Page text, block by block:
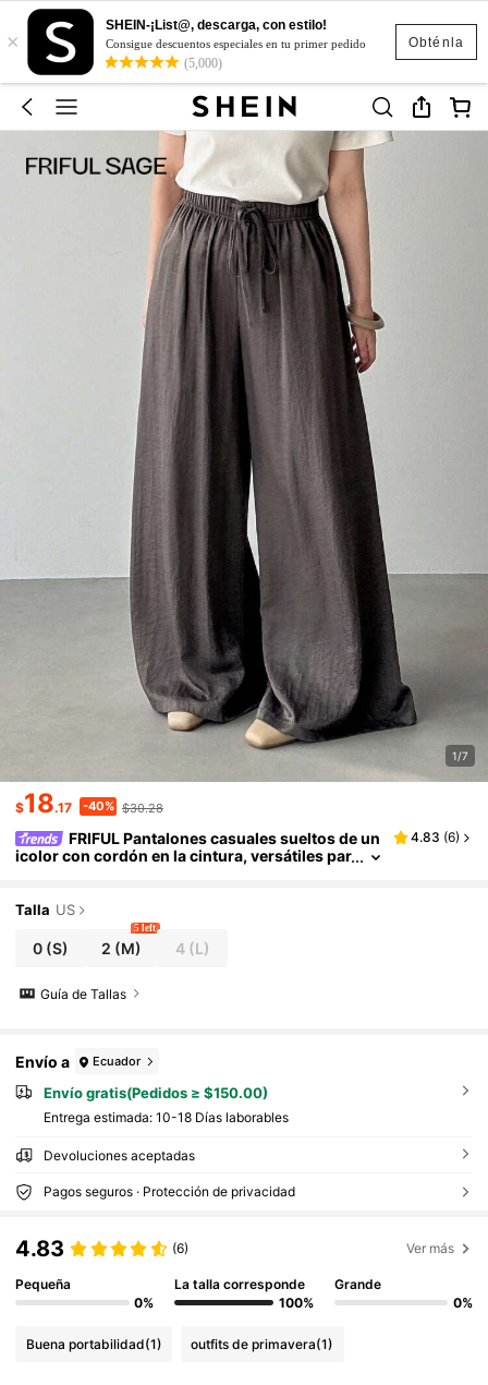
Obténla
×
SHEIN-¡List@, descarga, con estilo!
Consigue descuentos especiales en tu primer pedido
(5,000)
1/7
$18.17 -40% $30.28
FRIFUL Pantalones casuales sueltos de un
icolor con cordón en la cintura, versátiles par
4.83 (6)
Talla US
0 (S) 2 (M)
5 left
4(L)
Guía de Tallas
Envío a Ecuador
Envío gratis(Pedidos ≥ $150.00)
Entrega estimada: 10-18 Días laborables
Devoluciones aceptadas
Pagos seguros · Protección de privacidad
4.83 (6) Ver más
Pequeña
0%
La talla corresponde
100%
Grande
0%
Buena portabilidad(1) outfits de primavera(1)